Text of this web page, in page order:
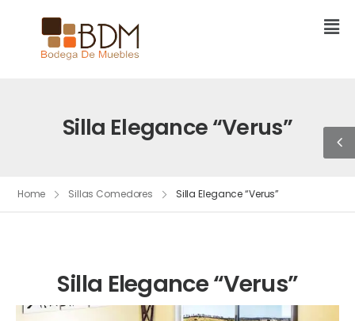
Silla Elegance “Verus”
Home Sillas Comedores Silla Elegance “Verus”
Silla Elegance “Verus”